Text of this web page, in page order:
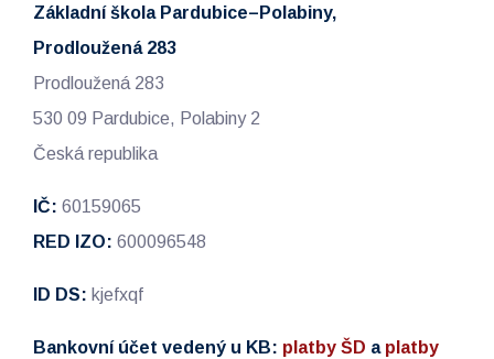
Základní škola Pardubice–Polabiny,
Prodloužená 283
Prodloužená 283
530 09 Pardubice, Polabiny 2
Česká republika
IČ: 60159065
RED IZO: 600096548
ID DS: kjefxqf
Bankovní účet vedený u KB: platby ŠD a platby